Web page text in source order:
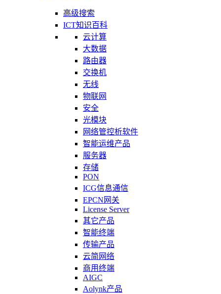
高级搜索
ICT知识百科
云计算
大数据
路由器
交换机
无线
物联网
安全
光模块
网络管控析软件
智能运维产品
服务器
存储
PON
ICG信息通信
EPCN网关
License Server
其它产品
智能终端
传输产品
云简网络
商用终端
AIGC
Aolynk产品